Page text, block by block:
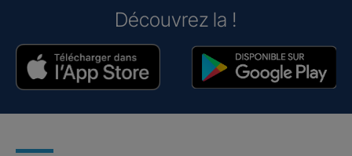
Découvrez la !